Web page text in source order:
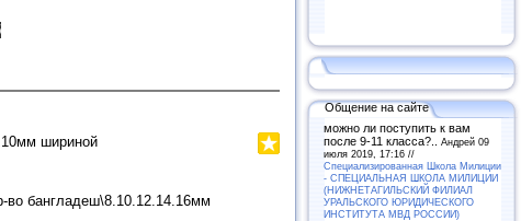
шириной
во бангладеш\8.10.12.14.16мм
Общение на сайте
можно ли поступить к вам
после 9-11 класса?.. Андрей 09
июля 2019, 17:16 //
Специализированная Школа Милиции
- СПЕЦИАЛЬНАЯ ШКОЛА МИЛИЦИИ
(НИЖНЕТАГИЛЬСКИЙ ФИЛИАЛ
УРАЛЬСКОГО ЮРИДИЧЕСКОГО
ИНСТИТУТА МВД РОССИИ)